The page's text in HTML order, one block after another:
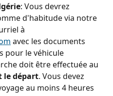
: Vous devrez
d'habitude via notre
à
avec les documents
pour le véhicule
doit être effectuée au
le départ. Vous devez
au moins 4 heures